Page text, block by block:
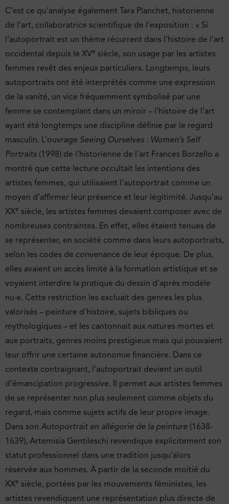
C’est ce qu’analyse également Tara Planchet, historienne
de l’art, collaboratrice scientifique de l’exposition : « Si
l’autoportrait est un thème récurrent dans l’histoire de l’art
occidental depuis le XVe siècle, son usage par les artistes
femmes revêt des enjeux particuliers. Longtemps, leurs
autoportraits ont été interprétés comme une expression
de la vanité, un vice fréquemment symbolisé par une
femme se contemplant dans un miroir – l’histoire de l’art
ayant été longtemps une discipline définie par le regard
masculin. L’ouvrage Seeing Ourselves : Women’s Self
Portraits (1998) de l’historienne de l’art Frances Borzello a
montré que cette lecture occultait les intentions des
artistes femmes, qui utilisaient l’autoportrait comme un
moyen d’affirmer leur présence et leur légitimité. Jusqu’au
XXe siècle, les artistes femmes devaient composer avec de
nombreuses contraintes. En effet, elles étaient tenues de
se représenter, en société comme dans leurs autoportraits,
selon les codes de convenance de leur époque. De plus,
elles avaient un accès limité à la formation artistique et se
voyaient interdire la pratique du dessin d’après modèle
nu·e. Cette restriction les excluait des genres les plus
valorisés – peinture d’histoire, sujets bibliques ou
mythologiques – et les cantonnait aux natures mortes et
aux portraits, genres moins prestigieux mais qui pouvaient
leur offrir une certaine autonomie financière. Dans ce
contexte contraignant, l’autoportrait devient un outil
d’émancipation progressive. Il permet aux artistes femmes
de se représenter non plus seulement comme objets du
regard, mais comme sujets actifs de leur propre image.
Dans son Autoportrait en allégorie de la peinture (1638-
1639), Artemisia Gentileschi revendique explicitement son
statut professionnel dans une tradition jusqu’alors
réservée aux hommes. À partir de la seconde moitié du
XXe siècle, portées par les mouvements féministes, les
artistes revendiquent une représentation plus directe de